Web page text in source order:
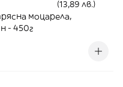
(13,89 лв.)
моцарела,
- 450г